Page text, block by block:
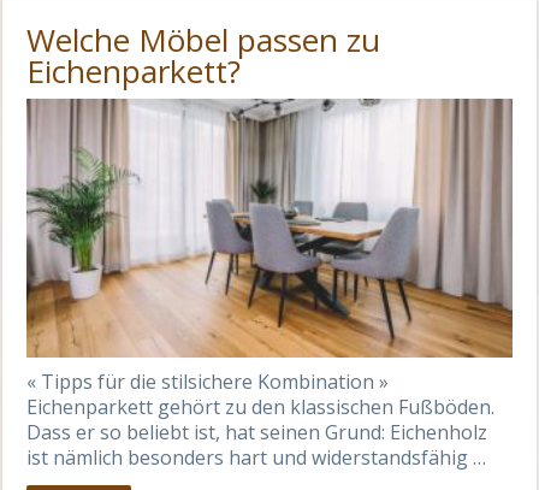
Welche Möbel passen zu
Eichenparkett?
« Tipps für die stilsichere Kombination »
Eichenparkett gehört zu den klassischen Fußböden.
Dass er so beliebt ist, hat seinen Grund: Eichenholz
ist nämlich besonders hart und widerstandsfähig …